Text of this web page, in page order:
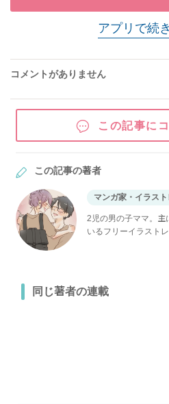
アプリで続
コメントがありません
この記事に
この記事の著者
マンガ家・イラス
2児の男の子ママ。主
いるフリーイラスト
同じ著者の連載